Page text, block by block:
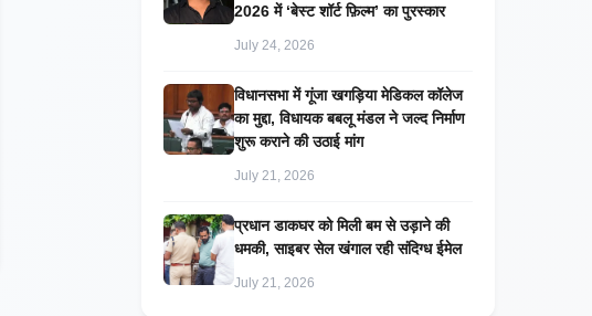
2026 में ‘बेस्ट शॉर्ट फ़िल्म’ का पुरस्कार
July 24, 2026
विधानसभा में गूंजा खगड़िया मेडिकल कॉलेज
का मुद्दा, विधायक बबलू मंडल ने जल्द निर्माण
शुरू कराने की उठाई मांग
July 21, 2026
प्रधान डाकघर को मिली बम से उड़ाने की
धमकी, साइबर सेल खंगाल रही संदिग्ध ईमेल
July 21, 2026